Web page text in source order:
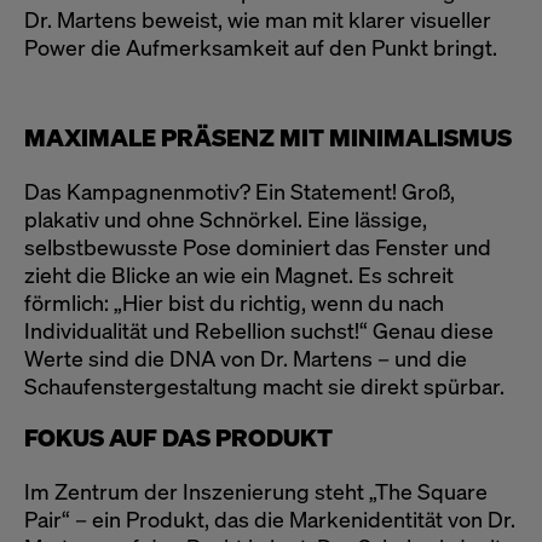
Dr. Martens beweist, wie man mit klarer visueller
Power die Aufmerksamkeit auf den Punkt bringt.
MAXIMALE PRÄSENZ MIT MINIMALISMUS
Das Kampagnenmotiv? Ein Statement! Groß,
plakativ und ohne Schnörkel. Eine lässige,
selbstbewusste Pose dominiert das Fenster und
zieht die Blicke an wie ein Magnet. Es schreit
förmlich: „Hier bist du richtig, wenn du nach
Individualität und Rebellion suchst!“ Genau diese
Werte sind die DNA von Dr. Martens – und die
Schaufenstergestaltung macht sie direkt spürbar.
FOKUS AUF DAS PRODUKT
Im Zentrum der Inszenierung steht „The Square
Pair“ – ein Produkt, das die Markenidentität von Dr.